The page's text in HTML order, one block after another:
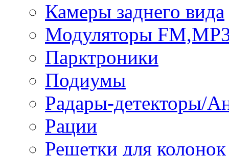
Камеры заднего вида
Модуляторы
Парктроники
Подиумы
Радары-детекторы/
Рации
Решетки для колонок